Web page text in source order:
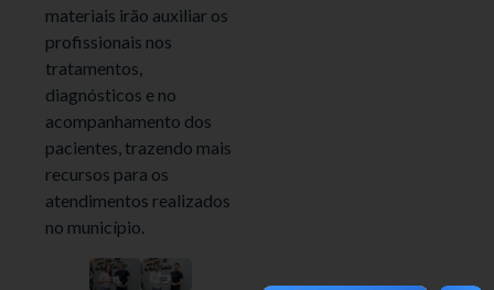
materiais irão auxiliar os
profissionais nos
tratamentos,
diagnósticos e no
acompanhamento dos
pacientes, trazendo mais
recursos para os
atendimentos realizados
no município.